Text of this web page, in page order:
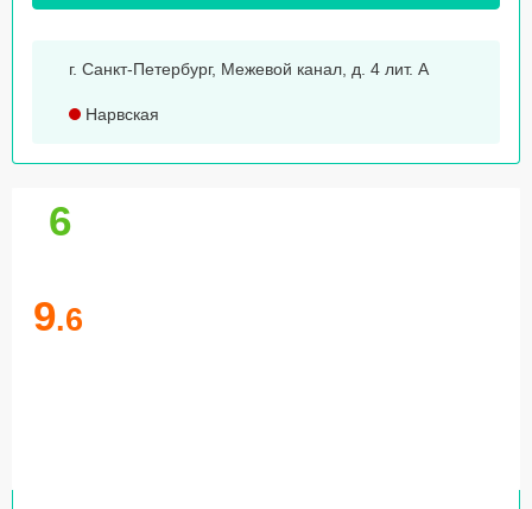
г. Санкт-Петербург, Межевой канал, д. 4 лит. А
Нарвская
6
9.6